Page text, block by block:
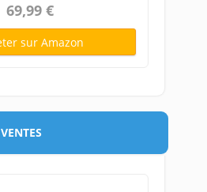
69,99 €
sur Amazon